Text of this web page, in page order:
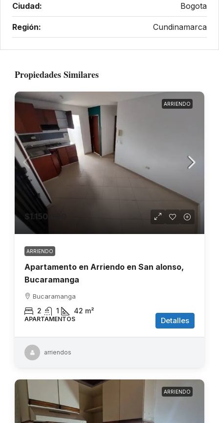
Ciudad: Bogota
Región: Cundinamarca
Propiedades Similares
ARRIENDO
$1.150.000
ARRIENDO
Apartamento en Arriendo en San alonso,
Bucaramanga
Bucaramanga
2 1 42 m²
APARTAMENTOS Detalles
arriendos
ARRIENDO